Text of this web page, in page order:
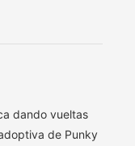
dando vueltas
de Punky